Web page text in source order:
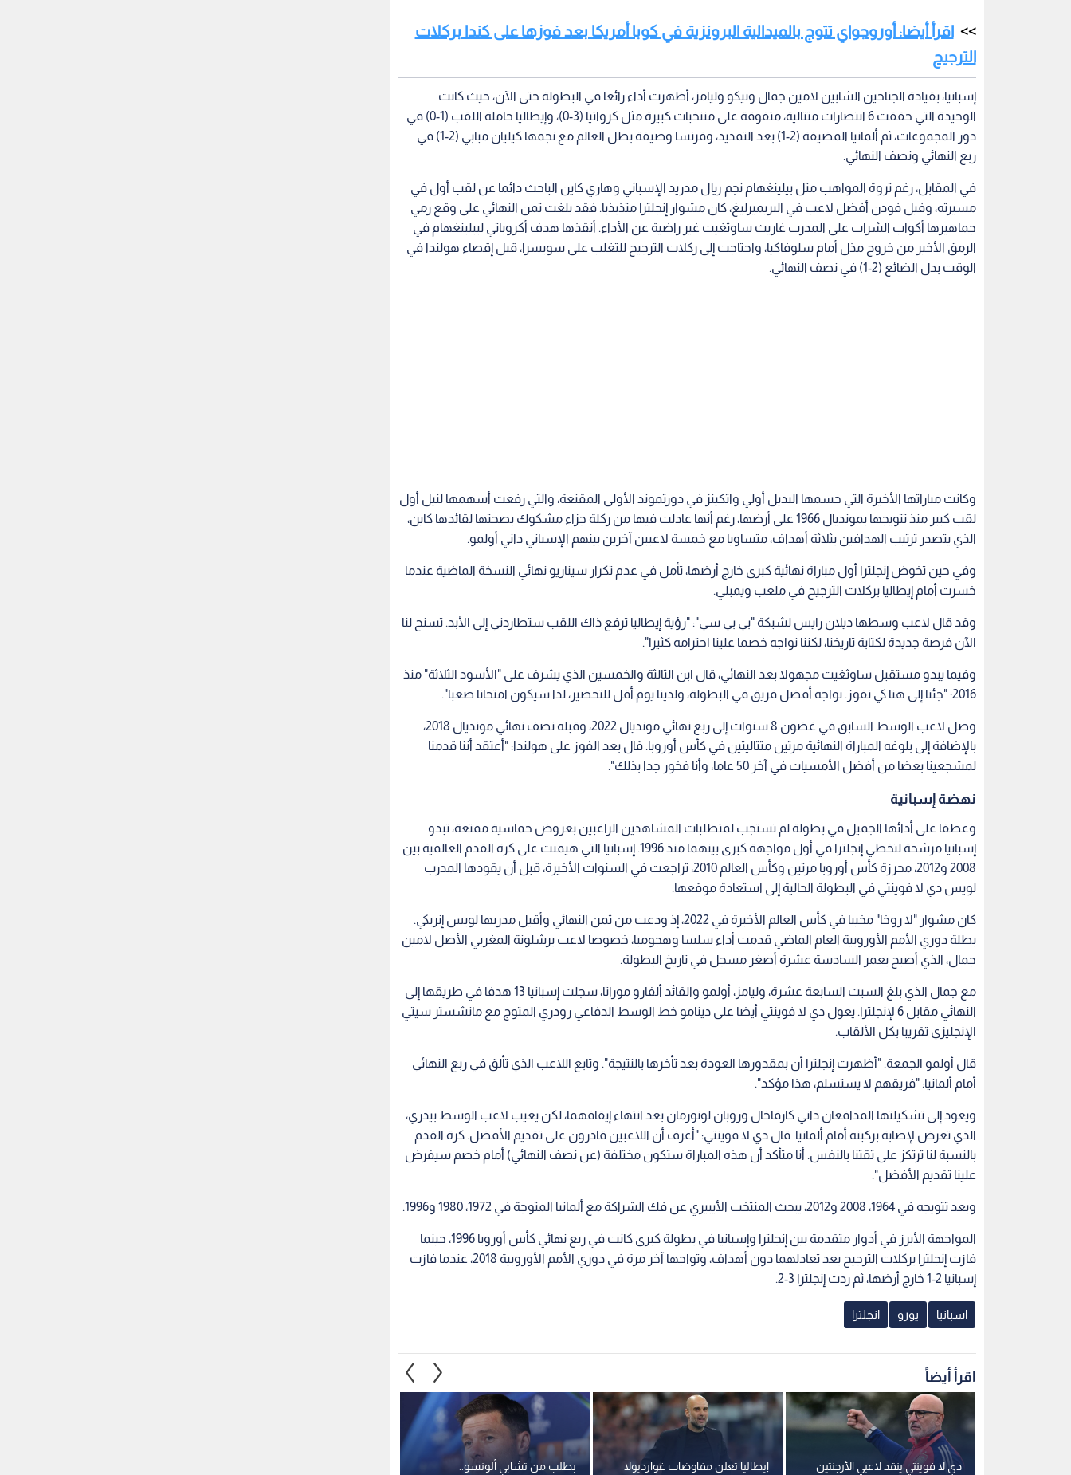
اقرأ أيضا: أوروجواي تتوج بالميدالية البرونزية في كوبا أمريكا بعد فوزها على كندا بركلات
الترجيح
إسبانيا، بقيادة الجناحين الشابين لامين جمال ونيكو وليامز، أظهرت أداء رائعا في البطولة حتى الآن، حيث كانت
الوحيدة التي حققت 6 انتصارات متتالية، متفوقة على منتخبات كبيرة مثل كرواتيا (3-0)، وإيطاليا حاملة اللقب (1-0) في
دور المجموعات، ثم ألمانيا المضيفة (2-1) بعد التمديد، وفرنسا وصيفة بطل العالم مع نجمها كيليان مبابي (2-1) في
ربع النهائي ونصف النهائي.
في المقابل، رغم ثروة المواهب مثل بيلينغهام نجم ريال مدريد الإسباني وهاري كاين الباحث دائما عن لقب أول في
مسيرته، وفيل فودن أفضل لاعب في البريميرليغ، كان مشوار إنجلترا متذبذبا. فقد بلغت ثمن النهائي على وقع رمي
جماهيرها أكواب الشراب على المدرب غاريث ساوثغيت غير راضية عن الأداء. أنقذها هدف أكروباتي لبيلينغهام في
الرمق الأخير من خروج مذل أمام سلوفاكيا، واحتاجت إلى ركلات الترجيح للتغلب على سويسرا، قبل إقصاء هولندا في
الوقت بدل الضائع (2-1) في نصف النهائي.
وكانت مباراتها الأخيرة التي حسمها البديل أولي واتكينز في دورتموند الأولى المقنعة، والتي رفعت أسهمها لنيل أول
لقب كبير منذ تتويجها بمونديال 1966 على أرضها، رغم أنها عادلت فيها من ركلة جزاء مشكوك بصحتها لقائدها كاين،
الذي يتصدر ترتيب الهدافين بثلاثة أهداف، متساويا مع خمسة لاعبين آخرين بينهم الإسباني داني أولمو.
وفي حين تخوض إنجلترا أول مباراة نهائية كبرى خارج أرضها، تأمل في عدم تكرار سيناريو نهائي النسخة الماضية عندما
خسرت أمام إيطاليا بركلات الترجيح في ملعب ويمبلي.
وقد قال لاعب وسطها ديلان رايس لشبكة "بي بي سي": "رؤية إيطاليا ترفع ذاك اللقب ستطاردني إلى الأبد. تسنح لنا
الآن فرصة جديدة لكتابة تاريخنا، لكننا نواجه خصما علينا احترامه كثيرا".
وفيما يبدو مستقبل ساوثغيت مجهولا بعد النهائي، قال ابن الثالثة والخمسين الذي يشرف على "الأسود الثلاثة" منذ
2016: "جئنا إلى هنا كي نفوز. نواجه أفضل فريق في البطولة، ولدينا يوم أقل للتحضير، لذا سيكون امتحانا صعبا".
وصل لاعب الوسط السابق في غضون 8 سنوات إلى ربع نهائي مونديال 2022، وقبله نصف نهائي مونديال 2018،
بالإضافة إلى بلوغه المباراة النهائية مرتين متتاليتين في كأس أوروبا. قال بعد الفوز على هولندا: "أعتقد أننا قدمنا
لمشجعينا بعضا من أفضل الأمسيات في آخر 50 عاما، وأنا فخور جدا بذلك".
نهضة إسبانية
وعطفا على أدائها الجميل في بطولة لم تستجب لمتطلبات المشاهدين الراغبين بعروض حماسية ممتعة، تبدو
إسبانيا مرشحة لتخطي إنجلترا في أول مواجهة كبرى بينهما منذ 1996. إسبانيا التي هيمنت على كرة القدم العالمية بين
2008 و2012، محرزة كأس أوروبا مرتين وكأس العالم 2010، تراجعت في السنوات الأخيرة، قبل أن يقودها المدرب
لويس دي لا فوينتي في البطولة الحالية إلى استعادة موقعها.
كان مشوار "لا روخا" مخيبا في كأس العالم الأخيرة في 2022، إذ ودعت من ثمن النهائي وأقيل مدربها لويس إنريكي.
بطلة دوري الأمم الأوروبية العام الماضي قدمت أداء سلسا وهجوميا، خصوصا لاعب برشلونة المغربي الأصل لامين
جمال، الذي أصبح بعمر السادسة عشرة أصغر مسجل في تاريخ البطولة.
مع جمال الذي بلغ السبت السابعة عشرة، وليامز، أولمو والقائد ألفارو موراتا، سجلت إسبانيا 13 هدفا في طريقها إلى
النهائي مقابل 6 لإنجلترا. يعول دي لا فوينتي أيضا على دينامو خط الوسط الدفاعي رودري المتوج مع مانشستر سيتي
الإنجليزي تقريبا بكل الألقاب.
قال أولمو الجمعة: "أظهرت إنجلترا أن بمقدورها العودة بعد تأخرها بالنتيجة". وتابع اللاعب الذي تألق في ربع النهائي
أمام ألمانيا: "فريقهم لا يستسلم، هذا مؤكد".
ويعود إلى تشكيلتها المدافعان داني كارفاخال وروبان لونورمان بعد انتهاء إيقافهما، لكن يغيب لاعب الوسط بيدري،
الذي تعرض لإصابة بركبته أمام ألمانيا. قال دي لا فوينتي: "أعرف أن اللاعبين قادرون على تقديم الأفضل. كرة القدم
بالنسبة لنا ترتكز على ثقتنا بالنفس. أنا متأكد أن هذه المباراة ستكون مختلفة (عن نصف النهائي) أمام خصم سيفرض
علينا تقديم الأفضل".
وبعد تتويجه في 1964، 2008 و2012، يبحث المنتخب الأيبيري عن فك الشراكة مع ألمانيا المتوجة في 1972، 1980 و1996.
المواجهة الأبرز في أدوار متقدمة بين إنجلترا وإسبانيا في بطولة كبرى كانت في ربع نهائي كأس أوروبا 1996، حينما
فازت إنجلترا بركلات الترجيح بعد تعادلهما دون أهداف، وتواجها آخر مرة في دوري الأمم الأوروبية 2018، عندما فازت
إسبانيا 2-1 خارج أرضها، ثم ردت إنجلترا 3-2.
اسبانيا يورو انجلترا
اقرأ أيضاً
بطلب من تشابي ألونسو..
إيطاليا تعلن مفاوضات غوارديولا
دي لا فوينتي ينقد لاعبي الأرجنتين